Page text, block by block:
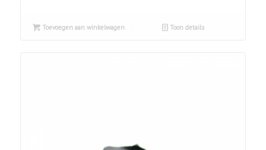
Toevoegen aan winkelwagen Toon details